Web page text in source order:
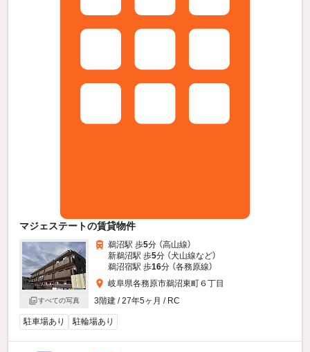
マジェステートの賃貸物件
すべての写真
鵜沼駅 歩5分 （高山線）
新鵜沼駅 歩5分 （犬山線など）
鵜沼宿駅 歩16分 （各務原線）
岐阜県各務原市鵜沼東町６丁目
3階建 / 27年5ヶ月 / RC
駐車場あり 駐輪場あり